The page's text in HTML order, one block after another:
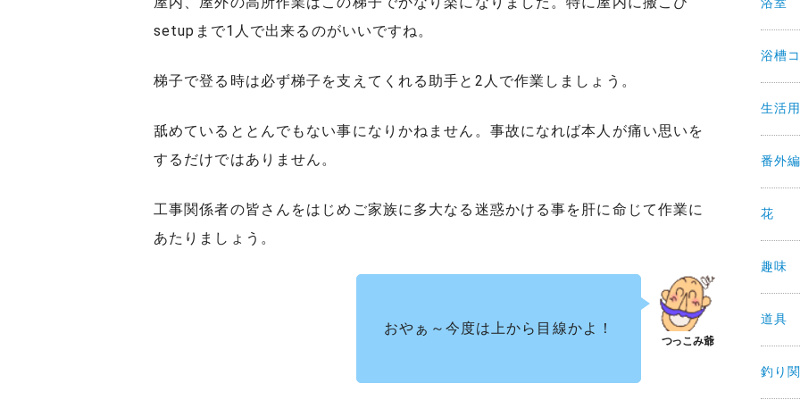
setupまで1人で出来るのがいいですね。
梯子で登る時は必ず梯子を支えてくれる助手と2人で作業しましょう。
舐めているととんでもない事になりかねません。事故になれば本人が痛い思いを
するだけではありません。
工事関係者の皆さんをはじめご家族に多大なる迷惑かける事を肝に命じて作業に
あたりましょう。
おやぁ～今度は上から目線かよ！
浴室
浴槽
生活
番外編
花
趣味
道具
釣り